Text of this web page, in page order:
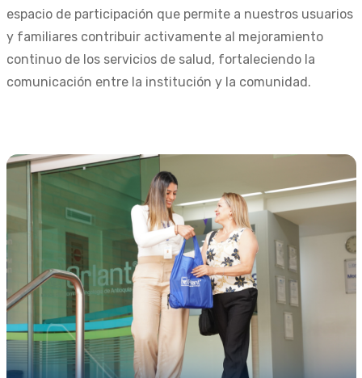
espacio de participación que permite a nuestros usuarios
y familiares contribuir activamente al mejoramiento
continuo de los servicios de salud, fortaleciendo la
comunicación entre la institución y la comunidad.